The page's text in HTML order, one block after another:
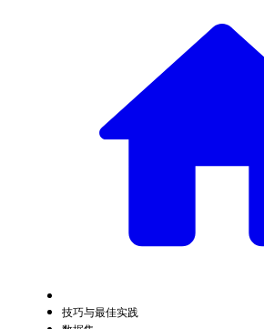
技巧与最佳实践